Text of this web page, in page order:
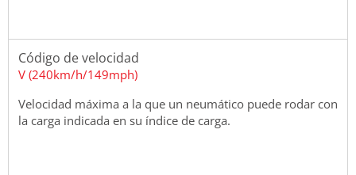
Código de velocidad
V (240km/h/149mph)
Velocidad máxima a la que un neumático puede rodar con
la carga indicada en su índice de carga.